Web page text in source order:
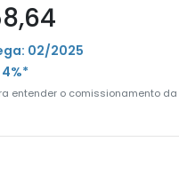
02/2025
entender o comissionamento da